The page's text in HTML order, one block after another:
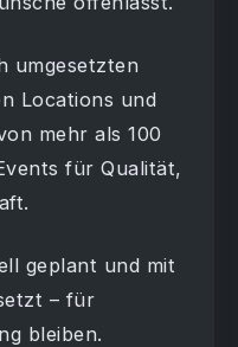
umgesetzten
Locations und
mehr als 100
für Qualität,
geplant und mit
– für
bleiben.